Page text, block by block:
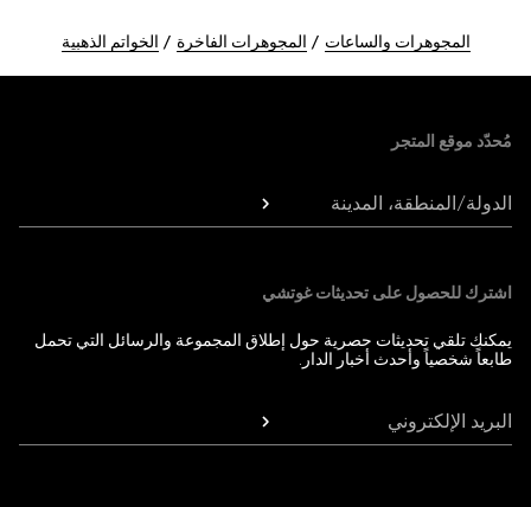
المجوهرات والساعات المجوهرات الفاخرة الخواتم الذهبية
مُحدّد موقع المتجر
الدولة/المنطقة، المدينة
اشترك للحصول على تحديثات غوتشي
يمكنك تلقي تحديثات حصرية حول إطلاق المجموعة والرسائل التي تحمل
طابعاً شخصياً وأحدث أخبار الدار.
البريد الإلكتروني